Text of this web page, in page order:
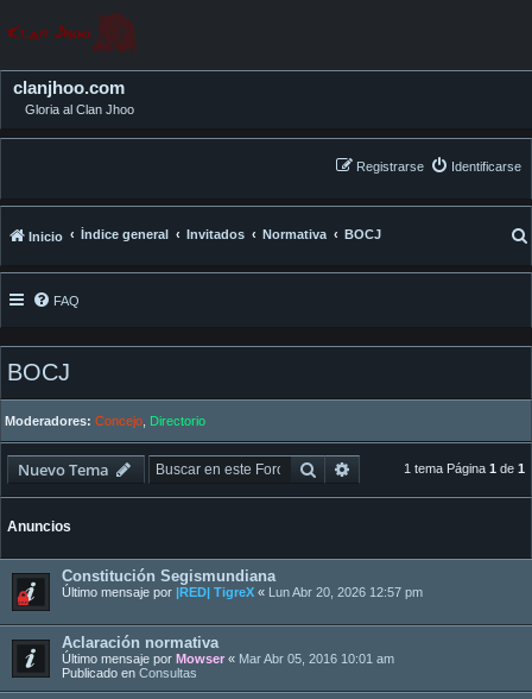
clanjhoo.com
Gloria al Clan Jhoo
Identificarse
Registrarse
Inicio Índice general Invitados Normativa BOCJ
FAQ
BOCJ
Moderadores: Concejo Directorio
Nuevo Tema Buscar Búsqueda avanzada
1 tema Página 1 de 1
Anuncios
Constitución Segismundiana
Último mensaje por |RED| TigreX « Lun Abr 20, 2026 12:57 pm
Aclaración normativa
Último mensaje por Mowser « Mar Abr 05, 2016 10:01 am
Publicado en Consultas